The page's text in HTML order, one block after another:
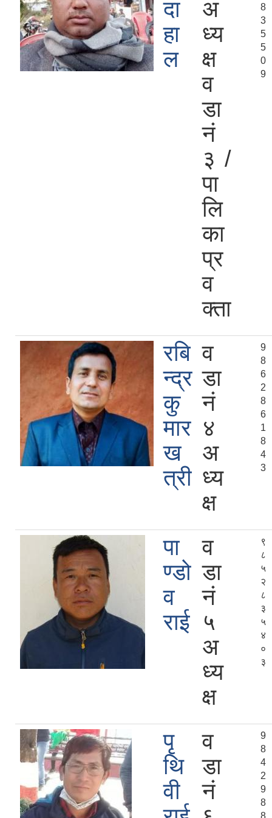
दा
हा
ल
अ
ध्य
क्ष
व
डा
नं
३ /
पा
लि
का
प्र
व
क्ता
8
3
5
5
0
9
रबि
न्द्र
कु
मार
ख
त्री
व
डा
नं
४
अ
ध्य
क्ष
9
8
6
2
8
6
1
8
4
3
पा
ण्डो
व
राई
व
डा
नं
५
अ
ध्य
क्ष
९
८
५
२
८
३
५
४
०
३
पृ
थि
वी
व
डा
नं
9
8
4
2
9
8